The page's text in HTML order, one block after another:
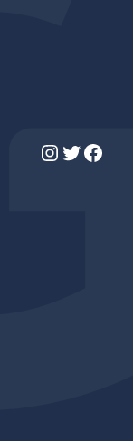
Instagram Twitter Facebook